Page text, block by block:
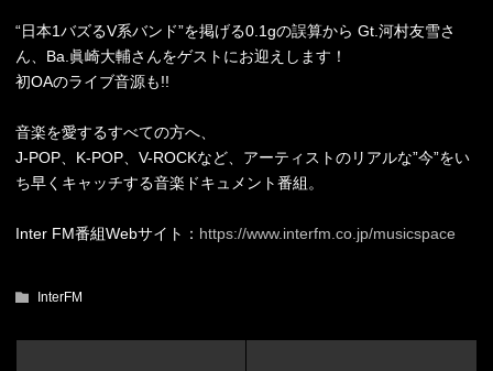
“日本1バズるV系バンド”を掲げる0.1gの誤算から Gt.河村友雪さ
ん、Ba.眞崎大輔さんをゲストにお迎えします！
初OAのライブ音源も!!
音楽を愛するすべての方へ、
J-POP、K-POP、V-ROCKなど、アーティストのリアルな”今”をい
ち早くキャッチする音楽ドキュメント番組。
Inter FM番組Webサイト： https://www.interfm.co.jp/musicspace
InterFM